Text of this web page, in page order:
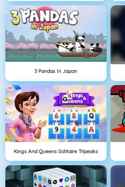
3 Pandas In Japan
Kings And Queens Solitaire Tripeaks